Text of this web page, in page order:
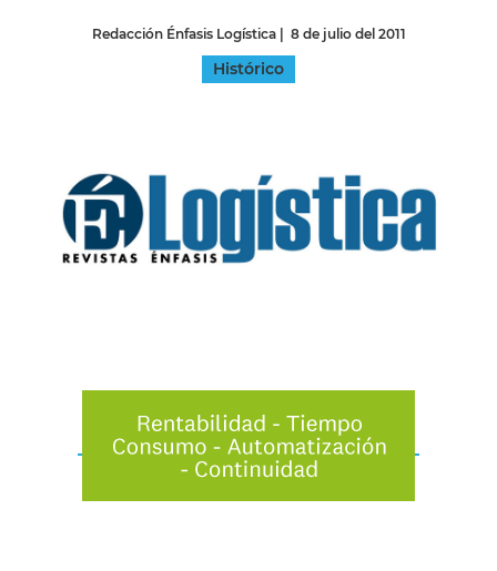
Redacción Énfasis Logística| 8 de julio del 2011
Histórico